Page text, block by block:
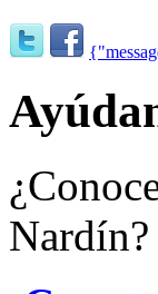
Nardín?